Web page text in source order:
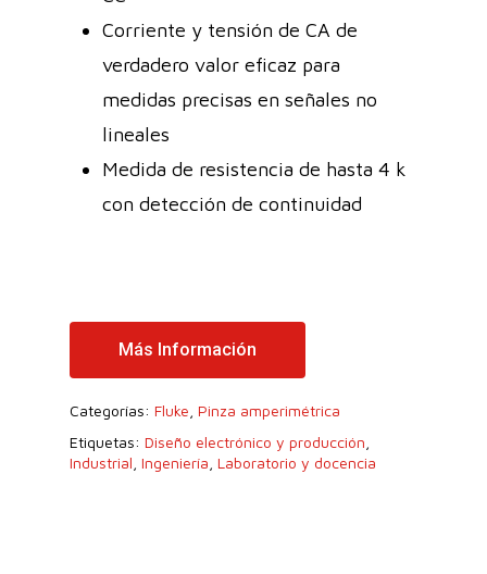
Corriente y tensión de CA de
verdadero valor eficaz para
medidas precisas en señales no
lineales
Medida de resistencia de hasta 4 k
con detección de continuidad
Más Información
Categorías: Fluke Pinza amperimétrica
Etiquetas: Diseño electrónico y producción
Industrial Ingeniería Laboratorio y docencia